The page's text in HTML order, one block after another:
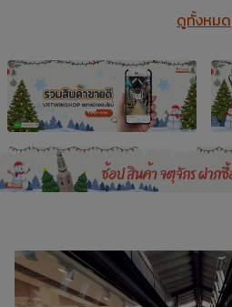
ดูทั้งหมด